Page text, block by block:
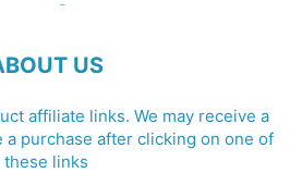
US
affiliate links. We may receive a
a purchase after clicking on one of
these links